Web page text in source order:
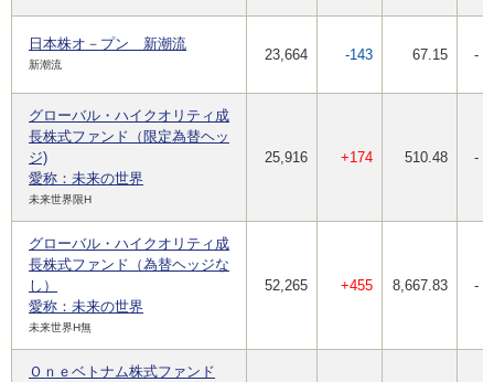
日本株オ－プン 新潮流
新潮流
23,664 -143 67.15 -
グローバル・ハイクオリティ成
長株式ファンド（限定為替ヘッ
ジ)
愛称：未来の世界
未来世界限H
25,916 +174 510.48 -
グローバル・ハイクオリティ成
長株式ファンド（為替ヘッジな
し）
愛称：未来の世界
未来世界H無
52,265 +455 8,667.83 -
Ｏｎｅベトナム株式ファンド